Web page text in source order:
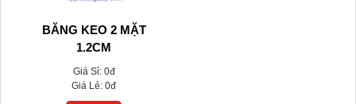
BĂNG KEO 2 MẶT
1.2CM
Giá Sỉ: 0đ
Giá Lẻ:0đ